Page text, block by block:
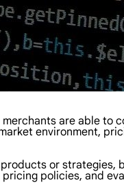
are able to
environment,
or
policies, and